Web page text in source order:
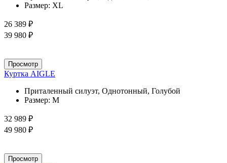
Размер: XL
26 389 ₽
39 980 ₽
Просмотр
Куртка AIGLE
Приталенный силуэт, Однотонный, Голубой
Размер: M
32 989 ₽
49 980 ₽
Просмотр